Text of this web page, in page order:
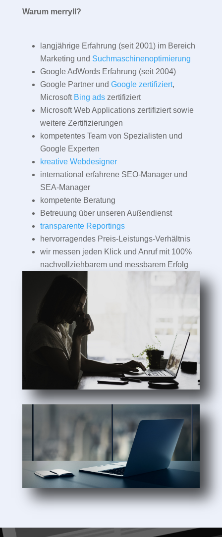
Warum merryll?
langjährige Erfahrung (seit 2001) im Bereich
Marketing und Suchmaschinenoptimierung
Google AdWords Erfahrung (seit 2004)
Google Partner und Google zertifiziert,
Microsoft Bing adszertifiziert
Microsoft Web Applications zertifiziert sowie
weitere Zertifizierungen
kompetentes Team von Spezialisten und
Google Experten
kreative Webdesigner
international erfahrene SEO-Manager und
SEA-Manager
kompetente Beratung
Betreuung über unseren Außendienst
transparente Reportings
hervorragendes Preis-Leistungs-Verhältnis
wir messen jeden Klick und Anruf mit 100%
nachvollziehbarem und messbarem Erfolg